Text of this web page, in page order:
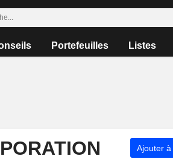
Portefeuilles Listes
Ajouter